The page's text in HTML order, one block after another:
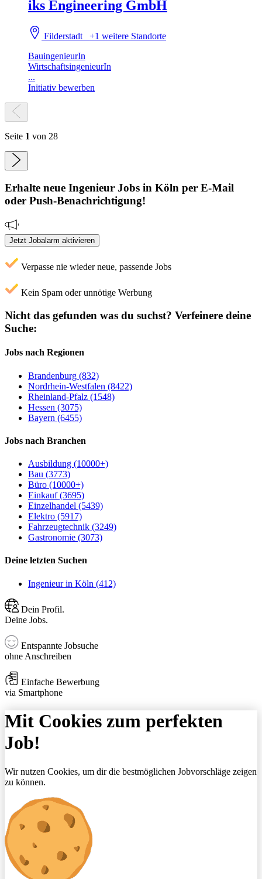
iks Engineering GmbH
Filderstadt+1 weitere Standorte
BauingenieurIn
WirtschaftsingenieurIn
...
Initiativ bewerben
Seite 1 von 28
Erhalte neue Ingenieur Jobs in Köln per E-Mail
oder Push-Benachrichtigung!
Jetzt Jobalarm aktivieren
Verpasse nie wieder neue, passende Jobs
Kein Spam oder unnötige Werbung
Nicht das gefunden was du suchst? Verfeinere deine
Suche:
Jobs nach Regionen
Brandenburg (832)
Nordrhein-Westfalen (8422)
Rheinland-Pfalz (1548)
Hessen (3075)
Bayern (6455)
Jobs nach Branchen
Ausbildung (10000+)
Bau (3773)
Büro (10000+)
Einkauf (3695)
Einzelhandel (5439)
Elektro (5917)
Fahrzeugtechnik (3249)
Gastronomie (3073)
Deine letzten Suchen
Ingenieur in Köln (412)
Dein Profil.
Deine Jobs.
Entspannte Jobsuche
ohne Anschreiben
Einfache Bewerbung
via Smartphone
Mit Cookies zum perfekten
Job!
Wir nutzen Cookies, um dir die bestmöglichen Jobvorschläge zeigen
zu können.